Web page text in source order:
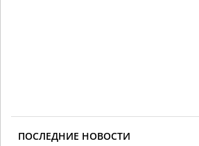
ПОСЛЕДНИЕ НОВОСТИ